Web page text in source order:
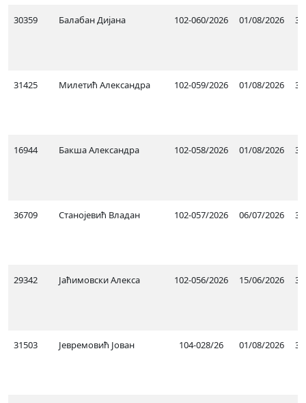
30359 Балабан Дијана 102-060/2026 01/08/2026
31425 Милетић Александра 102-059/2026 01/08/2026
16944 Бакша Александра 102-058/2026 01/08/2026
36709 Станојевић Владан 102-057/2026 06/07/2026
29342 Јаћимовски Алекса 102-056/2026 15/06/2026
31503 Јевремовић Јован 104-028/26 01/08/2026